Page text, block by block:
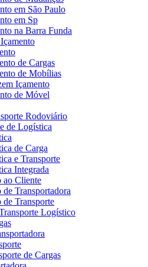
em São Paulo
em Sp
na Barra Funda
de Cargas
de Mobílias
Içamento
de Móvel
Rodoviário
de Logística
de Carga
e Transporte
Integrada
ao Cliente
Transportadora
Transporte
Logístico
de Cargas